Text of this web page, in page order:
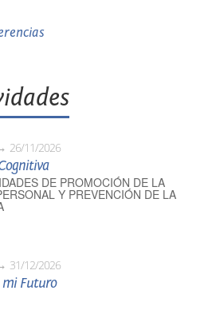
26/11/2026
DE PROMOCIÓN DE LA
Y PREVENCIÓN DE LA
31/12/2026
mi Futuro